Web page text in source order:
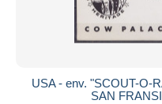
USA - env. "SCOUT-O-
SAN